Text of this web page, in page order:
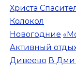
Христа
Колокол
Новогодние
Активный
Дивеево В